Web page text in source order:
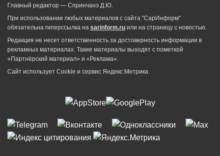
Главный редактор — Спринчанэ Д.Ю.
При использовании любых материалов с сайта "СарИнформ"
обязательна гиперссылка на sarinform.ru или на страницу с новостью.
Редакция не несет ответственность за достоверность информации в
рекламных материалах. Такие материалы выходят с пометкой
«Партнёрский материал» и «Реклама».
Сайт использует Cookie и сервиc Яндекс.Метрика